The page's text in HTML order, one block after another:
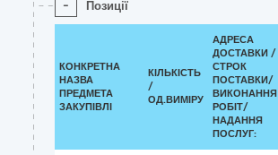
- Позиції
КОНКРЕТНА
НАЗВА
ПРЕДМЕТА
ЗАКУПІВЛІ
КІЛЬКІСТЬ
/
ОД.ВИМІРУ
АДРЕСА
ДОСТАВКИ /
СТРОК
ПОСТАВКИ/
ВИКОНАННЯ
РОБІТ/
НАДАННЯ
ПОСЛУГ: